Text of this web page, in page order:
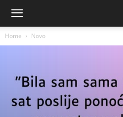
Home Novo